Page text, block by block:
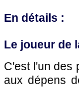
En détails :
Le joueur de
C'est l'un des
aux dépens